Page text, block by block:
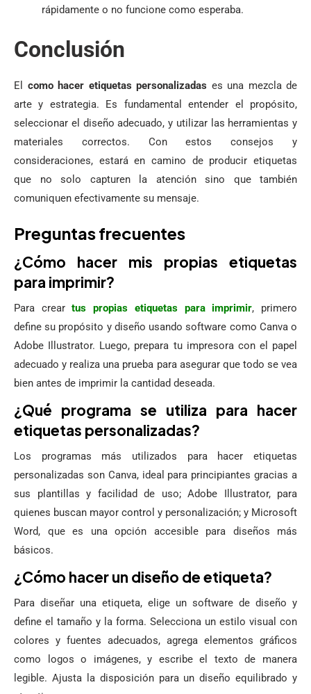
rápidamente o no funcione como esperaba.
Conclusión
El como hacer etiquetas personalizadas es una mezcla de
arte y estrategia. Es fundamental entender el propósito,
seleccionar el diseño adecuado, y utilizar las herramientas y
materiales correctos. Con estos consejos y
consideraciones, estará en camino de producir etiquetas
que no solo capturen la atención sino que también
comuniquen efectivamente su mensaje.
Preguntas frecuentes
¿Cómo hacer mis propias etiquetas
para imprimir?
Para creartus propias etiquetas para imprimir, primero
define su propósito y diseño usando software como Canva o
Adobe Illustrator. Luego, prepara tu impresora con el papel
adecuado y realiza una prueba para asegurar que todo se vea
bien antes de imprimir la cantidad deseada.
¿Qué programa se utiliza para hacer
etiquetas personalizadas?
Los programas más utilizados para hacer etiquetas
personalizadas son Canva, ideal para principiantes gracias a
sus plantillas y facilidad de uso; Adobe Illustrator, para
quienes buscan mayor control y personalización; y Microsoft
Word, que es una opción accesible para diseños más
básicos.
¿Cómo hacer un diseño de etiqueta?
Para diseñar una etiqueta, elige un software de diseño y
define el tamaño y la forma. Selecciona un estilo visual con
colores y fuentes adecuados, agrega elementos gráficos
como logos o imágenes, y escribe el texto de manera
legible. Ajusta la disposición para un diseño equilibrado y